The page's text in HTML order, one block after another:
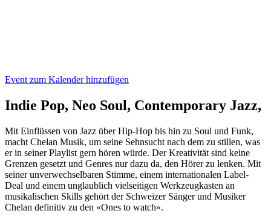
Event zum Kalender hinzufügen
Indie Pop, Neo Soul, Contemporary Jazz,
Mit Einflüssen von Jazz über Hip-Hop bis hin zu Soul und Funk,
macht Chelan Musik, um seine Sehnsucht nach dem zu stillen, was
er in seiner Playlist gern hören würde. Der Kreativität sind keine
Grenzen gesetzt und Genres nur dazu da, den Hörer zu lenken. Mit
seiner unverwechselbaren Stimme, einem internationalen Label-
Deal und einem unglaublich vielseitigen Werkzeugkasten an
musikalischen Skills gehört der Schweizer Sänger und Musiker
Chelan definitiv zu den «Ones to watch».